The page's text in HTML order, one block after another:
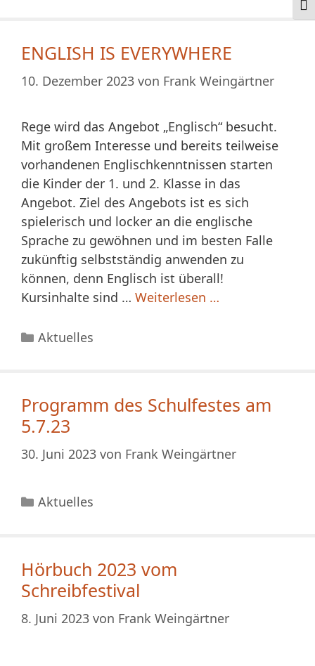
ENGLISH IS EVERYWHERE
10. Dezember 2023 von Frank Weingärtner
Rege wird das Angebot „Englisch“ besucht.
Mit großem Interesse und bereits teilweise
vorhandenen Englischkenntnissen starten
die Kinder der 1. und 2. Klasse in das
Angebot. Ziel des Angebots ist es sich
spielerisch und locker an die englische
Sprache zu gewöhnen und im besten Falle
zukünftig selbstständig anwenden zu
können, denn Englisch ist überall!
Kursinhalte sind … Weiterlesen …
Kategorien
Aktuelles
Programm des Schulfestes am
5.7.23
30. Juni 2023 von Frank Weingärtner
Kategorien
Aktuelles
Hörbuch 2023 vom
Schreibfestival
8. Juni 2023 von Frank Weingärtner